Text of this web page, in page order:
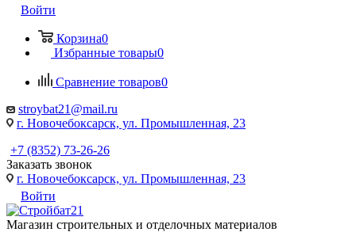
Войти
Корзина0
Избранные товары0
Сравнение товаров0
stroybat21@mail.ru
г. Новочебоксарск, ул. Промышленная, 23
+7 (8352) 73-26-26
Заказать звонок
г. Новочебоксарск, ул. Промышленная, 23
Войти
Магазин строительных и отделочных материалов